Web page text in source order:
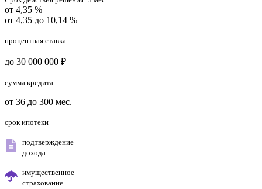
от 4,35 %
от 4,35 до 10,14 %
процентная ставка
до 30 000 000 ₽
сумма кредита
от 36 до 300 мес.
срок ипотеки
подтверждение
дохода
имущественное
страхование